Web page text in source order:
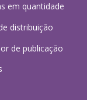
em quantidade
distribuição
de publicação